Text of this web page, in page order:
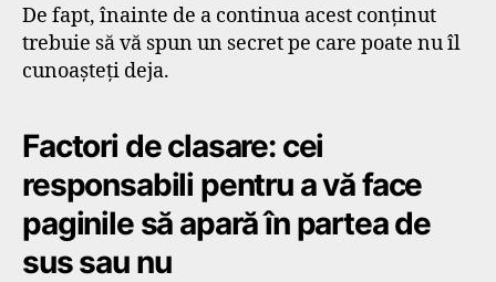
De fapt, înainte de a continua acest conținut
trebuie să vă spun un secret pe care poate nu îl
cunoașteți deja.
Factori de clasare: cei
responsabili pentru a vă face
paginile să apară în partea de
sus sau nu